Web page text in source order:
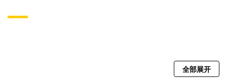
全部展开